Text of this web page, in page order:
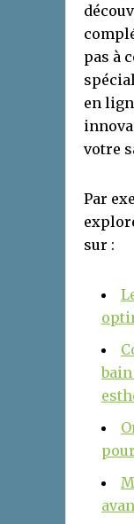
pas à
en
votre
Par
sur :